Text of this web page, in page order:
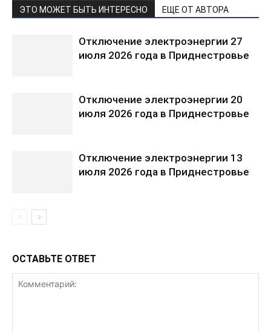
ЭТО МОЖЕТ БЫТЬ ИНТЕРЕСНО ЕЩЕ ОТ АВТОРА
Отключение электроэнергии 27
июля 2026 года в Приднестровье
Отключение электроэнергии 20
июля 2026 года в Приднестровье
Отключение электроэнергии 13
июля 2026 года в Приднестровье
ОСТАВЬТЕ ОТВЕТ